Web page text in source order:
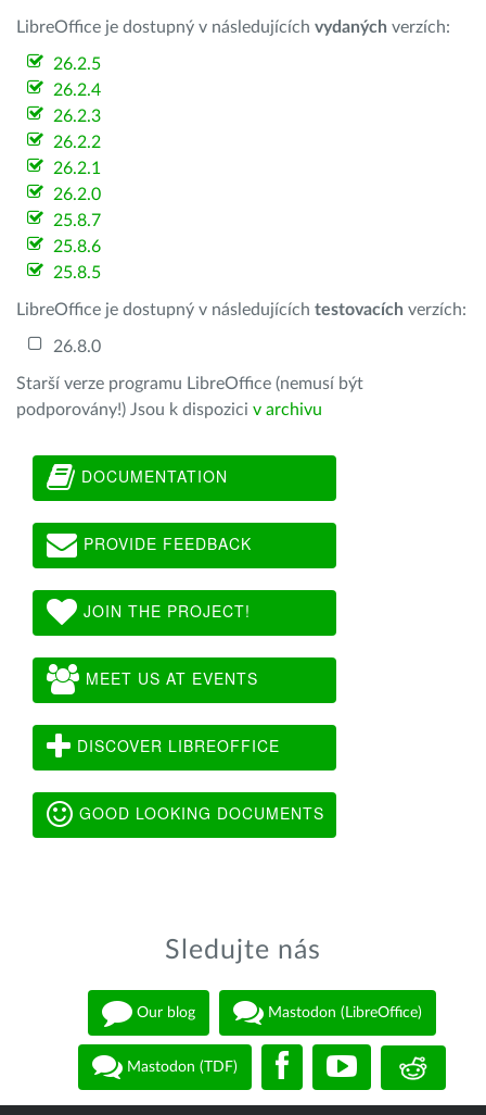
LibreOffice je dostupný v následujících vydaných verzích:
26.2.5
26.2.4
26.2.3
26.2.2
26.2.1
26.2.0
25.8.7
25.8.6
25.8.5
LibreOffice je dostupný v následujících testovacích verzích:
26.8.0
Starší verze programu LibreOffice (nemusí být
podporovány!) Jsou k dispozici v archivu
DOCUMENTATION
PROVIDE FEEDBACK
JOIN THE PROJECT!
MEET US AT EVENTS
DISCOVER LIBREOFFICE
GOOD LOOKING DOCUMENTS
Sledujte nás
Our blog Mastodon (LibreOffice)
Mastodon (TDF)